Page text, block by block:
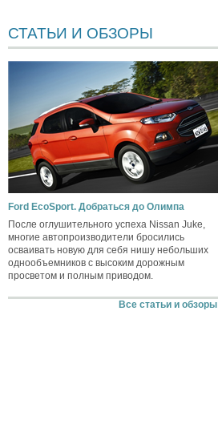
СТАТЬИ И ОБЗОРЫ
Ford EcoSport. Добраться до Олимпа
После оглушительного успеха Nissan Juke,
многие автопроизводители бросились
осваивать новую для себя нишу небольших
однообъемников с высоким дорожным
просветом и полным приводом.
Все статьи и обзоры